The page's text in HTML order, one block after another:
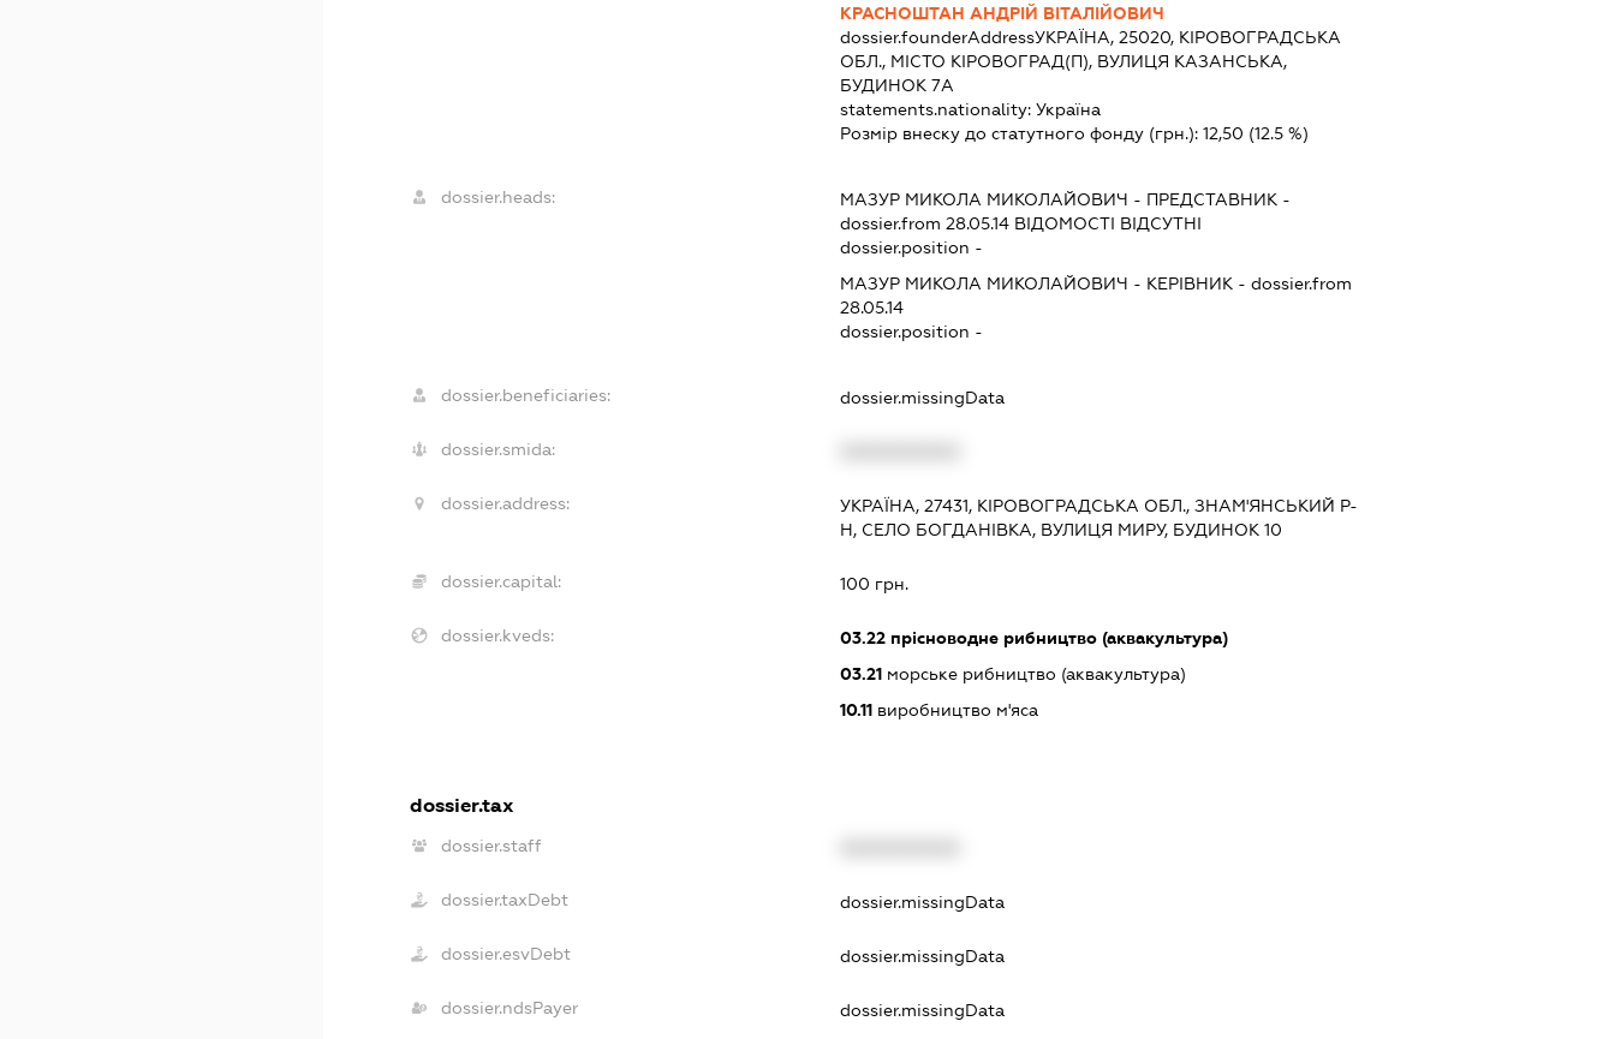
КРАСНОШТАН АНДРІЙ ВІТАЛІЙОВИЧ
dossier.founderAddressУКРАЇНА, 25020, КІРОВОГРАДСЬКА
ОБЛ., МІСТО КІРОВОГРАД(П), ВУЛИЦЯ КАЗАНСЬКА,
БУДИНОК 7А
statements.nationality:Україна
Розмір внеску до статутного фонду (грн.):12,50 (12.5 %)
dossier.heads: МАЗУР МИКОЛА МИКОЛАЙОВИЧ - ПРЕДСТАВНИК -
dossier.from 28.05.14 ВІДОМОСТІ ВІДСУТНІ
dossier.position -
МАЗУР МИКОЛА МИКОЛАЙОВИЧ - КЕРІВНИК - dossier.from
28.05.14
dossier.position -
dossier.beneficiaries: dossier.missingData
dossier.smida:
dossier.address:
УКРАЇНА, 27431, КІРОВОГРАДСЬКА ОБЛ., ЗНАМ'ЯНСЬКИЙ Р-
Н, СЕЛО БОГДАНІВКА, ВУЛИЦЯ МИРУ, БУДИНОК 10
dossier.capital: 100 грн.
dossier.kveds: 03.22 прісноводне рибництво (аквакультура)
03.21 морське рибництво (аквакультура)
10.11 виробництво м'яса
dossier.tax
dossier.staff
dossier.taxDebt dossier.missingData
dossier.esvDebt dossier.missingData
dossier.ndsPayer dossier.missingData